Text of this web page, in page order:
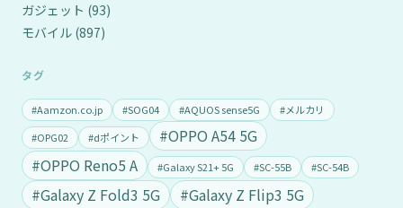
ガジェット (93)
モバイル (897)
タグ
#Aamzon.co.jp #SOG04 #AQUOS sense5G
#メルカリ
#OPG02
#dポイント
#OPPO A54 5G
#OPPO Reno5 A
#Galaxy S21+ 5G #SC-55B #SC-54B
#Galaxy Z Fold3 5G #Galaxy Z Flip3 5G